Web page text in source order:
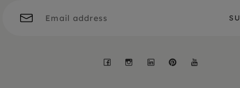
Facebook
Instagram
LinkedInPinterest